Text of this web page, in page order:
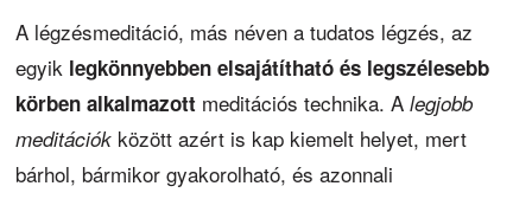
A légzésmeditáció, más néven a tudatos légzés, az
egyik legkönnyebben elsajátítható és legszélesebb
körben alkalmazott meditációs technika. Alegjobb
meditációk között azért is kap kiemelt helyet, mert
bárhol, bármikor gyakorolható, és azonnali